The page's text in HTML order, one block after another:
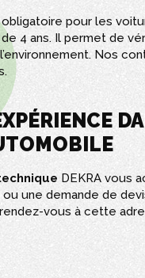
pour les
4 ans. Il permet de
Nos
DEKRA vous
une demande de
vous à cette